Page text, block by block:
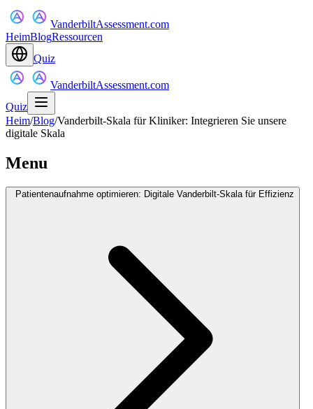
VanderbiltAssessment.com
HeimBlogRessourcen
Quiz
VanderbiltAssessment.com
Quiz
Heim/Blog/Vanderbilt-Skala für Kliniker: Integrieren Sie unsere
digitale Skala
Menu
Patientenaufnahme optimieren: Digitale Vanderbilt-Skala für Effizienz